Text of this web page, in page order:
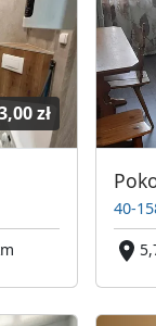
zł
40-